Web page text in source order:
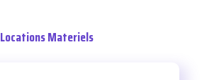
Locations Materiels